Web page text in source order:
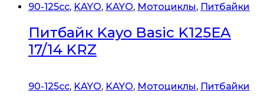
90-125cc, KAYO, KAYO, Мотоциклы, Питбайки
Питбайк Kayo Basic K125EA
17/14 KRZ
90-125cc, KAYO, KAYO, Мотоциклы, Питбайки